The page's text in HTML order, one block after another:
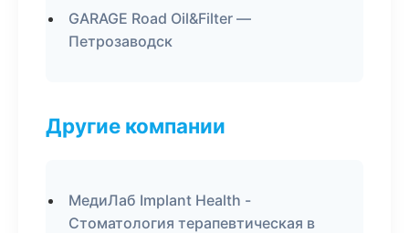
GARAGE Road Oil&Filter —
Петрозаводск
Другие компании
МедиЛаб Implant Health -
Стоматология терапевтическая в